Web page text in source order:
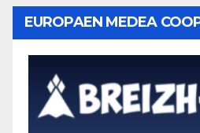
EUROPAEN MEDEA